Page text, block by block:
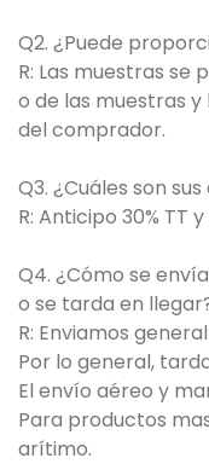
Q2. ¿Puede
R: Las muestras
o de las muestras
del comprador.
Q3. ¿Cuáles son
R: Anticipo 30% TT
Q4. ¿Cómo se
o se tarda en
R: Enviamos
Por lo general,
El envío aéreo y
Para productos
arítimo.